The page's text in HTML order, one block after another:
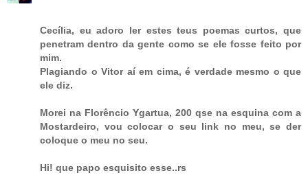
Cecília, eu adoro ler estes teus poemas curtos, que
penetram dentro da gente como se ele fosse feito por
mim.
Plagiando o Vitor aí em cima, é verdade mesmo o que
ele diz.
Morei na Florêncio Ygartua, 200 qse na esquina com a
Mostardeiro, vou colocar o seu link no meu, se der
coloque o meu no seu.
Hi! que papo esquisito esse..rs